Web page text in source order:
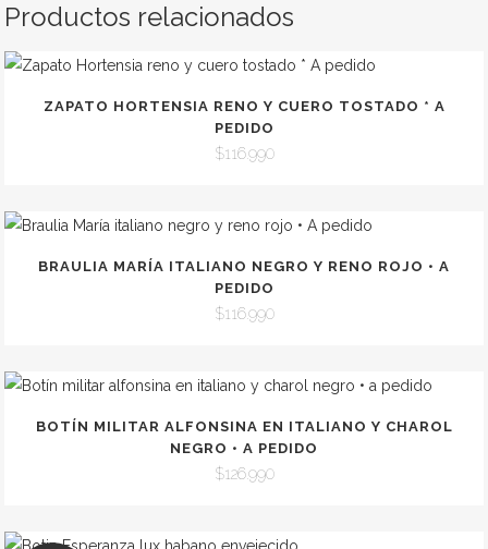
Productos relacionados
ZAPATO HORTENSIA RENO Y CUERO TOSTADO * A
PEDIDO
$116.990
BRAULIA MARÍA ITALIANO NEGRO Y RENO ROJO • A
PEDIDO
$116.990
BOTÍN MILITAR ALFONSINA EN ITALIANO Y CHAROL
NEGRO • A PEDIDO
$126.990